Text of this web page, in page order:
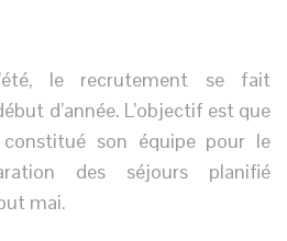
le recrutement se fait
d’année. L’objectif est que
son équipe pour le
des séjours planifié
mai.